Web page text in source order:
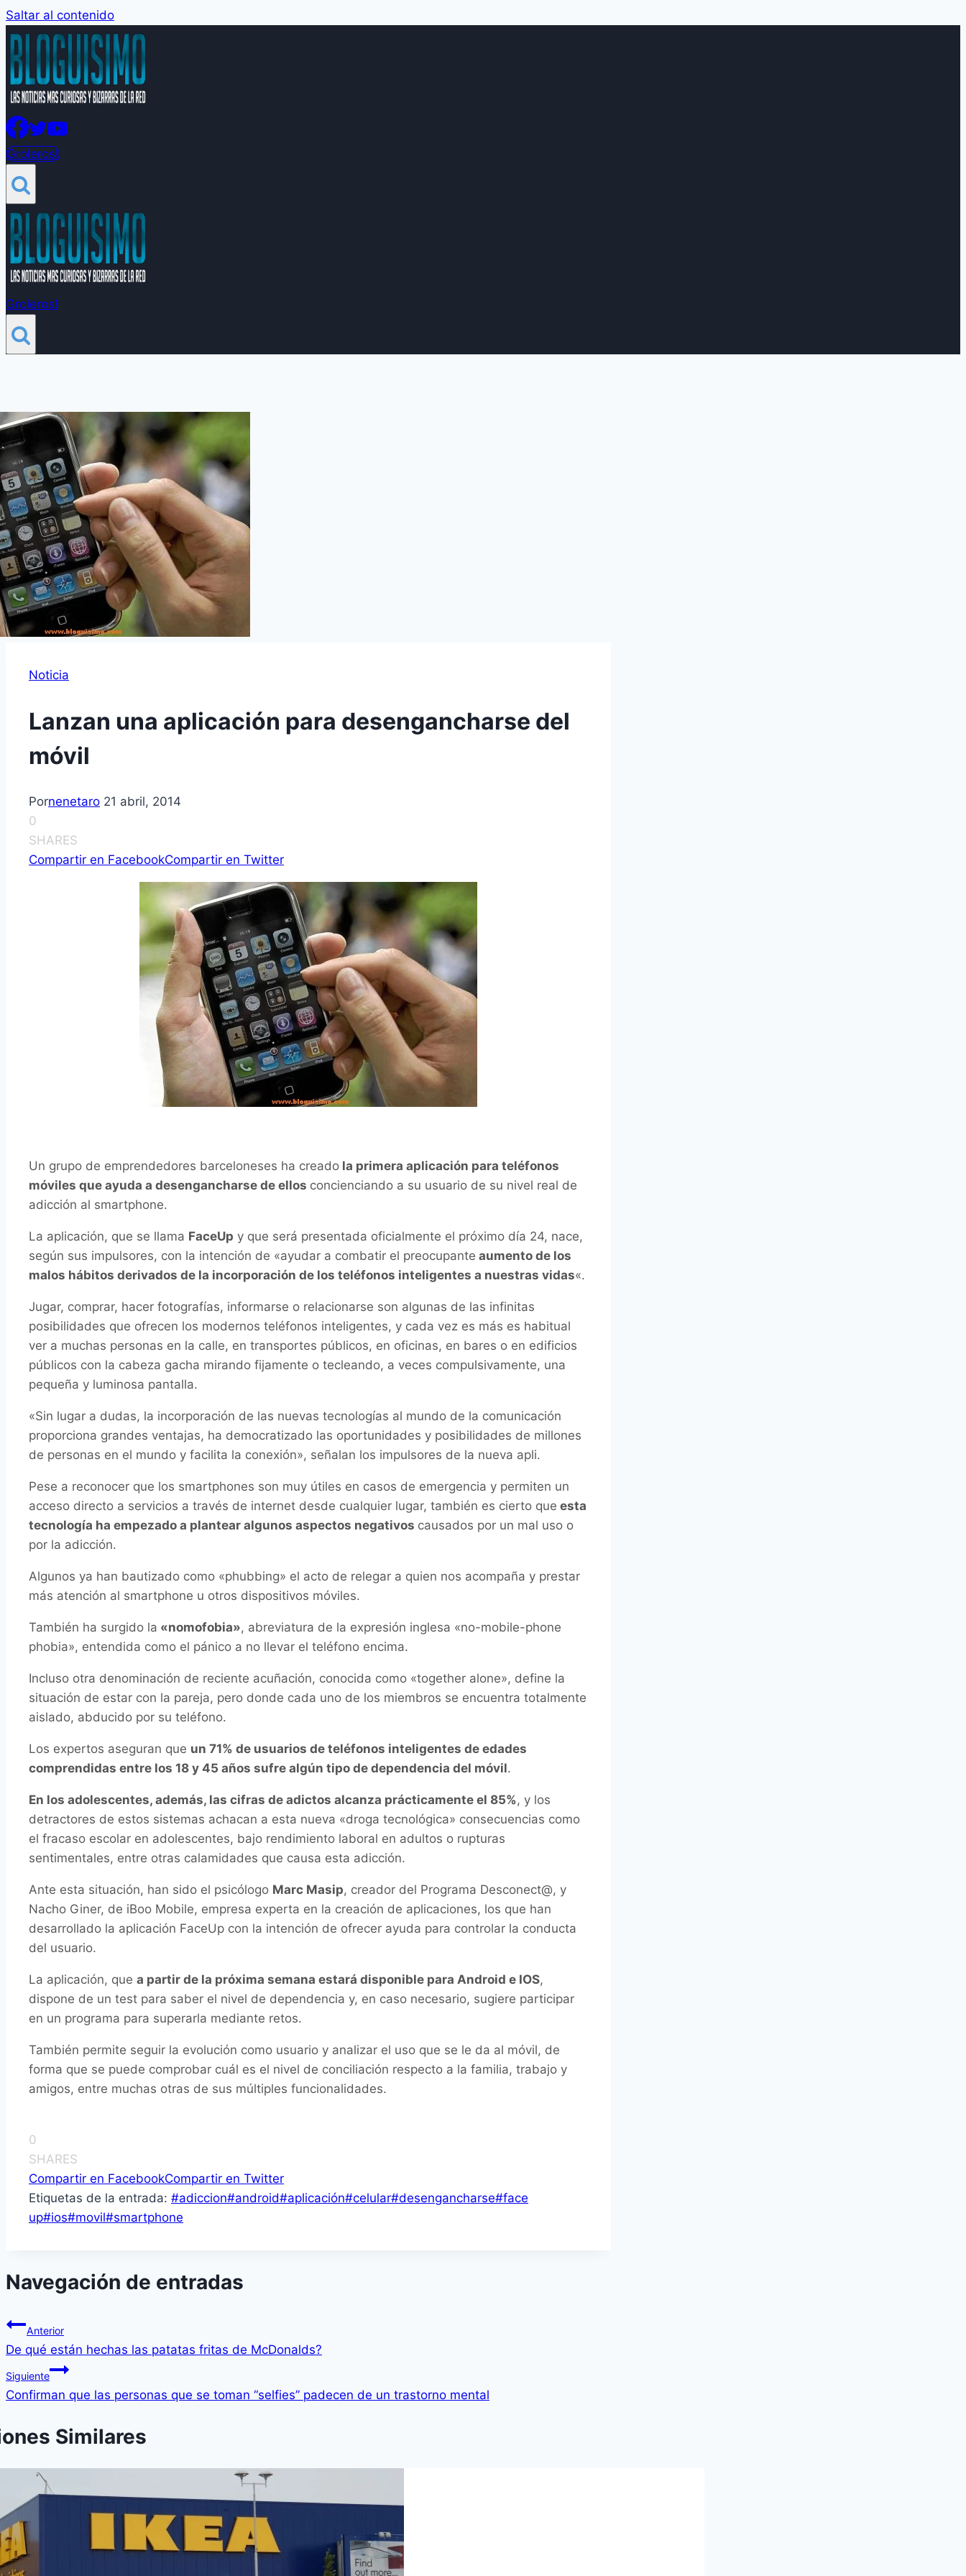
Saltar al contenido
Groleros!
Groleros!
Noticia
Lanzan una aplicación para desengancharse del
móvil
Pornenetaro 21 abril, 2014
0
SHARES
Compartir en FacebookCompartir en Twitter
Un grupo de emprendedores barceloneses ha creado la primera aplicación para teléfonos
móviles que ayuda a desengancharse de ellos concienciando a su usuario de su nivel real de
adicción al smartphone.
La aplicación, que se llama FaceUp y que será presentada oficialmente el próximo día 24, nace,
según sus impulsores, con la intención de «ayudar a combatir el preocupante aumento de los
malos hábitos derivados de la incorporación de los teléfonos inteligentes a nuestras vidas«.
Jugar, comprar, hacer fotografías, informarse o relacionarse son algunas de las infinitas
posibilidades que ofrecen los modernos teléfonos inteligentes, y cada vez es más es habitual
ver a muchas personas en la calle, en transportes públicos, en oficinas, en bares o en edificios
públicos con la cabeza gacha mirando fijamente o tecleando, a veces compulsivamente, una
pequeña y luminosa pantalla.
«Sin lugar a dudas, la incorporación de las nuevas tecnologías al mundo de la comunicación
proporciona grandes ventajas, ha democratizado las oportunidades y posibilidades de millones
de personas en el mundo y facilita la conexión», señalan los impulsores de la nueva apli.
Pese a reconocer que los smartphones son muy útiles en casos de emergencia y permiten un
acceso directo a servicios a través de internet desde cualquier lugar, también es cierto que esta
tecnología ha empezado a plantear algunos aspectos negativos causados por un mal uso o
por la adicción.
Algunos ya han bautizado como «phubbing» el acto de relegar a quien nos acompaña y prestar
más atención al smartphone u otros dispositivos móviles.
También ha surgido la «nomofobia», abreviatura de la expresión inglesa «no-mobile-phone
phobia», entendida como el pánico a no llevar el teléfono encima.
Incluso otra denominación de reciente acuñación, conocida como «together alone», define la
situación de estar con la pareja, pero donde cada uno de los miembros se encuentra totalmente
aislado, abducido por su teléfono.
Los expertos aseguran que un 71% de usuarios de teléfonos inteligentes de edades
comprendidas entre los 18 y 45 años sufre algún tipo de dependencia del móvil.
En los adolescentes, además, las cifras de adictos alcanza prácticamente el 85%, y los
detractores de estos sistemas achacan a esta nueva «droga tecnológica» consecuencias como
el fracaso escolar en adolescentes, bajo rendimiento laboral en adultos o rupturas
sentimentales, entre otras calamidades que causa esta adicción.
Ante esta situación, han sido el psicólogo Marc Masip, creador del Programa Desconect@, y
Nacho Giner, de iBoo Mobile, empresa experta en la creación de aplicaciones, los que han
desarrollado la aplicación FaceUp con la intención de ofrecer ayuda para controlar la conducta
del usuario.
La aplicación, que a partir de la próxima semana estará disponible para Android e IOS,
dispone de un test para saber el nivel de dependencia y, en caso necesario, sugiere participar
en un programa para superarla mediante retos.
También permite seguir la evolución como usuario y analizar el uso que se le da al móvil, de
forma que se puede comprobar cuál es el nivel de conciliación respecto a la familia, trabajo y
amigos, entre muchas otras de sus múltiples funcionalidades.
0
SHARES
Compartir en FacebookCompartir en Twitter
Etiquetas de la entrada: #adiccion#android#aplicación#celular#desengancharse#face
up#ios#movil#smartphone
Navegación de entradas
Anterior
De qué están hechas las patatas fritas de McDonalds?
Siguiente
Confirman que las personas que se toman “selfies” padecen de un trastorno mental
Similares